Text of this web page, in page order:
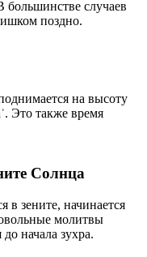
большинстве случаев
поздно.
на высоту
Это также время
Солнца
в зените, начинается
молитвы
начала зухра.